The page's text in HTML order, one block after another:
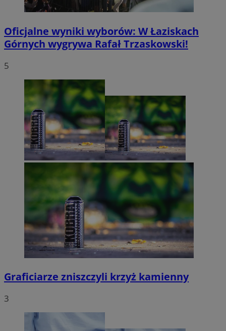
Oficjalne wyniki wyborów: W Łaziskach
Górnych wygrywa Rafał Trzaskowski!
5
Graficiarze zniszczyli krzyż kamienny
3